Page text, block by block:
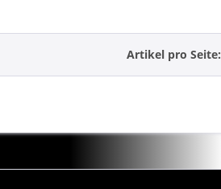
Artikel pro Seite: